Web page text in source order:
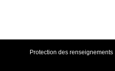
Protection des renseignements